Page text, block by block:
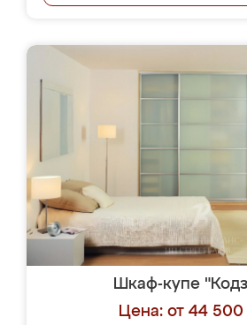
Шкаф-купе
Цена: от 44 500